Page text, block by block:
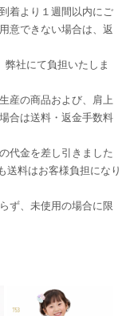
着より１週間以内にご
意できない場合は、返
社にて負担いたしま
産の商品および、肩上
合は送料・返金手数料
代金を差し引きました
送料はお客様負担になり
ず、未使用の場合に限